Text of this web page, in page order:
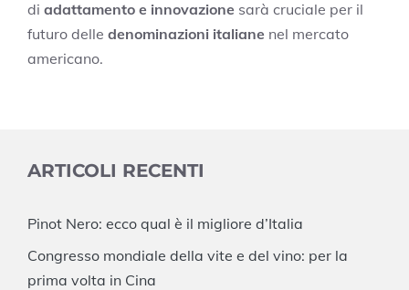
di adattamento e innovazione sarà cruciale per il
futuro delle denominazioni italiane nel mercato
americano.
ARTICOLI RECENTI
Pinot Nero: ecco qual è il migliore d’Italia
Congresso mondiale della vite e del vino: per la
prima volta in Cina